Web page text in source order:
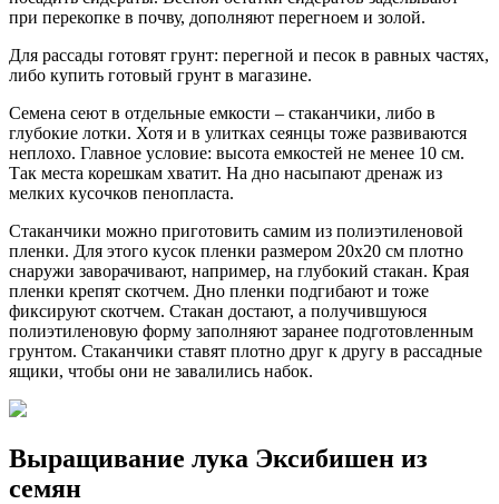
при перекопке в почву, дополняют перегноем и золой.
Для рассады готовят грунт: перегной и песок в равных частях,
либо купить готовый грунт в магазине.
Семена сеют в отдельные емкости – стаканчики, либо в
глубокие лотки. Хотя и в улитках сеянцы тоже развиваются
неплохо. Главное условие: высота емкостей не менее 10 см.
Так места корешкам хватит. На дно насыпают дренаж из
мелких кусочков пенопласта.
Стаканчики можно приготовить самим из полиэтиленовой
пленки. Для этого кусок пленки размером 20х20 см плотно
снаружи заворачивают, например, на глубокий стакан. Края
пленки крепят скотчем. Дно пленки подгибают и тоже
фиксируют скотчем. Стакан достают, а получившуюся
полиэтиленовую форму заполняют заранее подготовленным
грунтом. Стаканчики ставят плотно друг к другу в рассадные
ящики, чтобы они не завалились набок.
Выращивание лука Эксибишен из
семян